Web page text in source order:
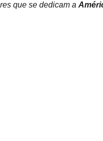
que se dedicam a